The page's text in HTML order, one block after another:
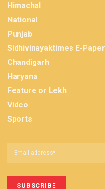
Himachal
National
Punjab
Sidhivinayaktimes E-Paper
Chandigarh
Haryana
Feature or Lekh
Video
Sports